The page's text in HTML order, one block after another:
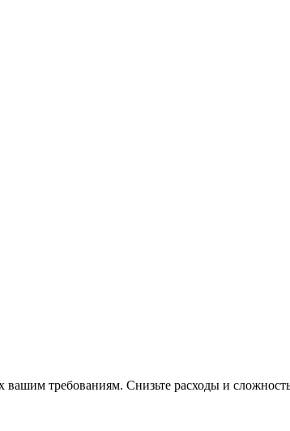
требованиям. Снизьте расходы и